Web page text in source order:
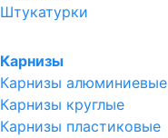
Штукатурки
Карнизы
Карнизы алюминиевые
Карнизы круглые
Карнизы пластиковые